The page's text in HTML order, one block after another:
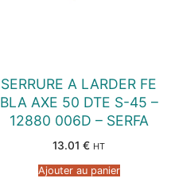
SERRURE A LARDER FE
BLA AXE 50 DTE S-45 –
12880 006D – SERFA
13.01 € HT
Ajouter au panier